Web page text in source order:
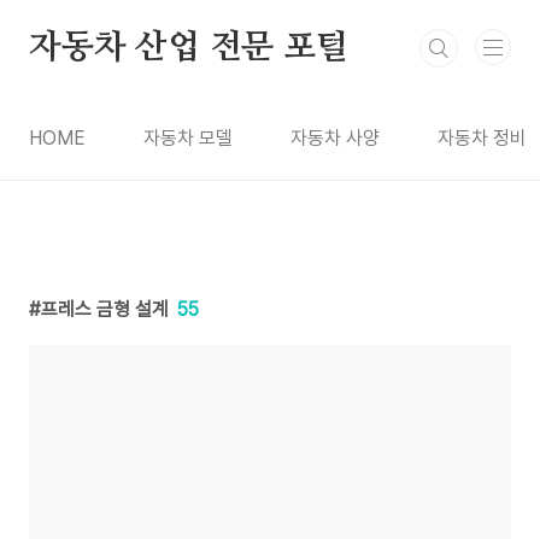
자동차 산업 전문 포털
HOME 자동차 모델 자동차 사양 자동차 정비
프레스 금형 설계 55